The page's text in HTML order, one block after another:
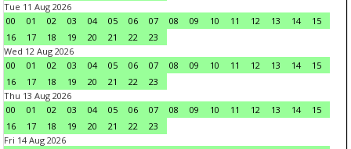
Tue 11 Aug 2026
00
01 02 03 04 05 06 07 08 09 10 11 12 13 14
15
16
17 18 19 20 21 22
23
Wed 12 Aug 2026
00
01 02 03 04 05 06 07 08 09 10 11 12 13 14
15
16
17 18 19 20 21 22
23
Thu 13 Aug 2026
00
01 02 03 04 05 06 07 08 09 10 11 12 13 14
15
16
17 18 19 20 21 22
23
Fri 14 Aug 2026